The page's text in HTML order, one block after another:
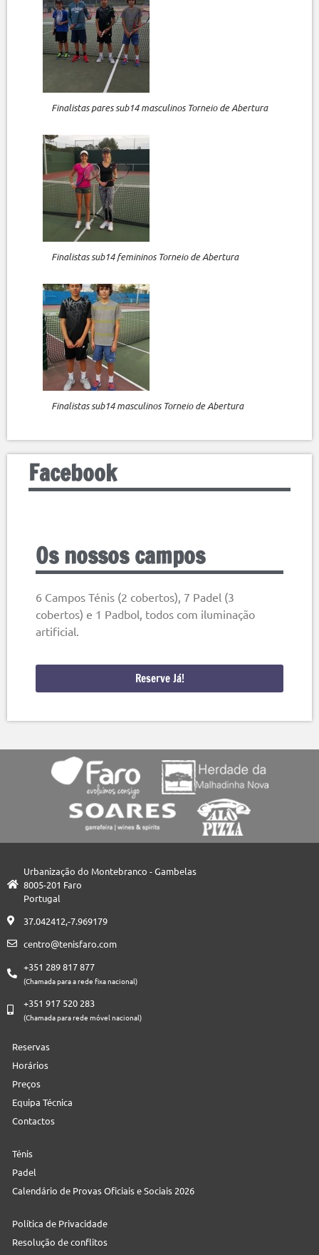
Finalistas pares sub14 masculinos Torneio de Abertura
Finalistas sub14 femininos Torneio de Abertura
Finalistas sub14 masculinos Torneio de Abertura
Facebook
Os nossos campos
6 Campos Ténis (2 cobertos), 7 Padel (3
cobertos) e 1 Padbol, todos com iluminação
artificial.
Reserve Já!
Urbanização do Montebranco - Gambelas
8005-201 Faro
Portugal
37.042412,-7.969179
centro@tenisfaro.com
+351 289 817 877
(Chamada para a rede fixa nacional)
+351 917 520 283
(Chamada para rede móvel nacional)
Reservas
Horários
Preços
Equipa Técnica
Contactos
Ténis
Padel
Calendário de Provas Oficiais e Sociais 2026
Política de Privacidade
Resolução de conflitos